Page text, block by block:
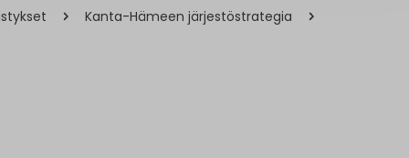
Kanta-Hämeen järjestöstrategia